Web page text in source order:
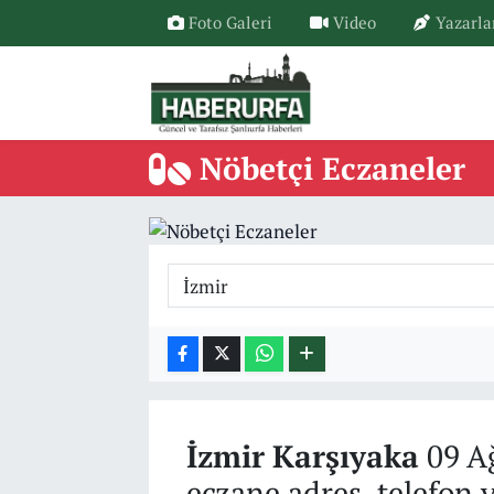
Foto Galeri Video
Nöbetçi Eczaneler
İzmirKarşıyaka09